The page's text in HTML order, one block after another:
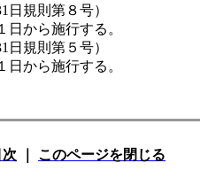
日規則第８号）
日から施行する。
日規則第５号）
日から施行する。
このページを閉じる